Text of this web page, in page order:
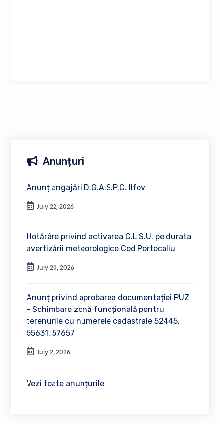
Anunțuri
Anunț angajări D.G.A.S.P.C. Ilfov
July 22, 2026
Hotărâre privind activarea C.L.S.U. pe durata
avertizării meteorologice Cod Portocaliu
July 20, 2026
Anunț privind aprobarea documentației PUZ
- Schimbare zonă funcțională pentru
terenurile cu numerele cadastrale 52445,
55631, 57657
July 2, 2026
Vezi toate anunțurile